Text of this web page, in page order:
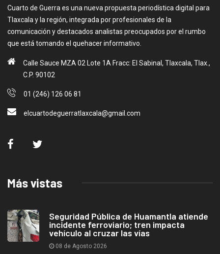
Cuarto de Guerra es una nueva propuesta periodística digital para
Tlaxcala y la región, integrada por profesionales de la
comunicación y destacados analistas preocupados por el rumbo
que está tomando el quehacer informativo.
Calle Sauce MZA 02 Lote 1A Fracc: El Sabinal, Tlaxcala, Tlax.,
C.P. 90102
01 (246) 126 06 81
elcuartodeguerratlaxcala@gmail.com
Más vistas
Seguridad Pública de Huamantla atiende
incidente ferroviario; tren impacta
vehículo al cruzar las vías
08 de Agosto 2026